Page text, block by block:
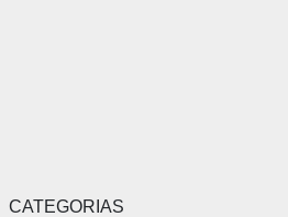
CATEGORIAS